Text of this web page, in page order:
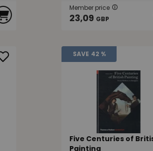
Member price
23,09 GBP
SAVE 42 %
Five Centuries of
Painting